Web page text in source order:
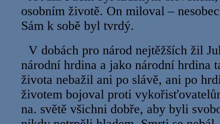
osobním životě. On miloval –
Sám k sobě byl tvrdý.
V dobách pro národ nejtěžších žil
národní hrdina a jako národní hrdina
života nebažil ani po slávě, ani po
životem bojoval proti
na. světě všichni dobře, aby byli